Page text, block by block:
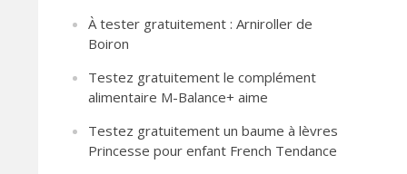
À tester gratuitement : Arniroller de
Boiron
Testez gratuitement le complément
alimentaire M-Balance+ aime
Testez gratuitement un baume à lèvres
Princesse pour enfant French Tendance